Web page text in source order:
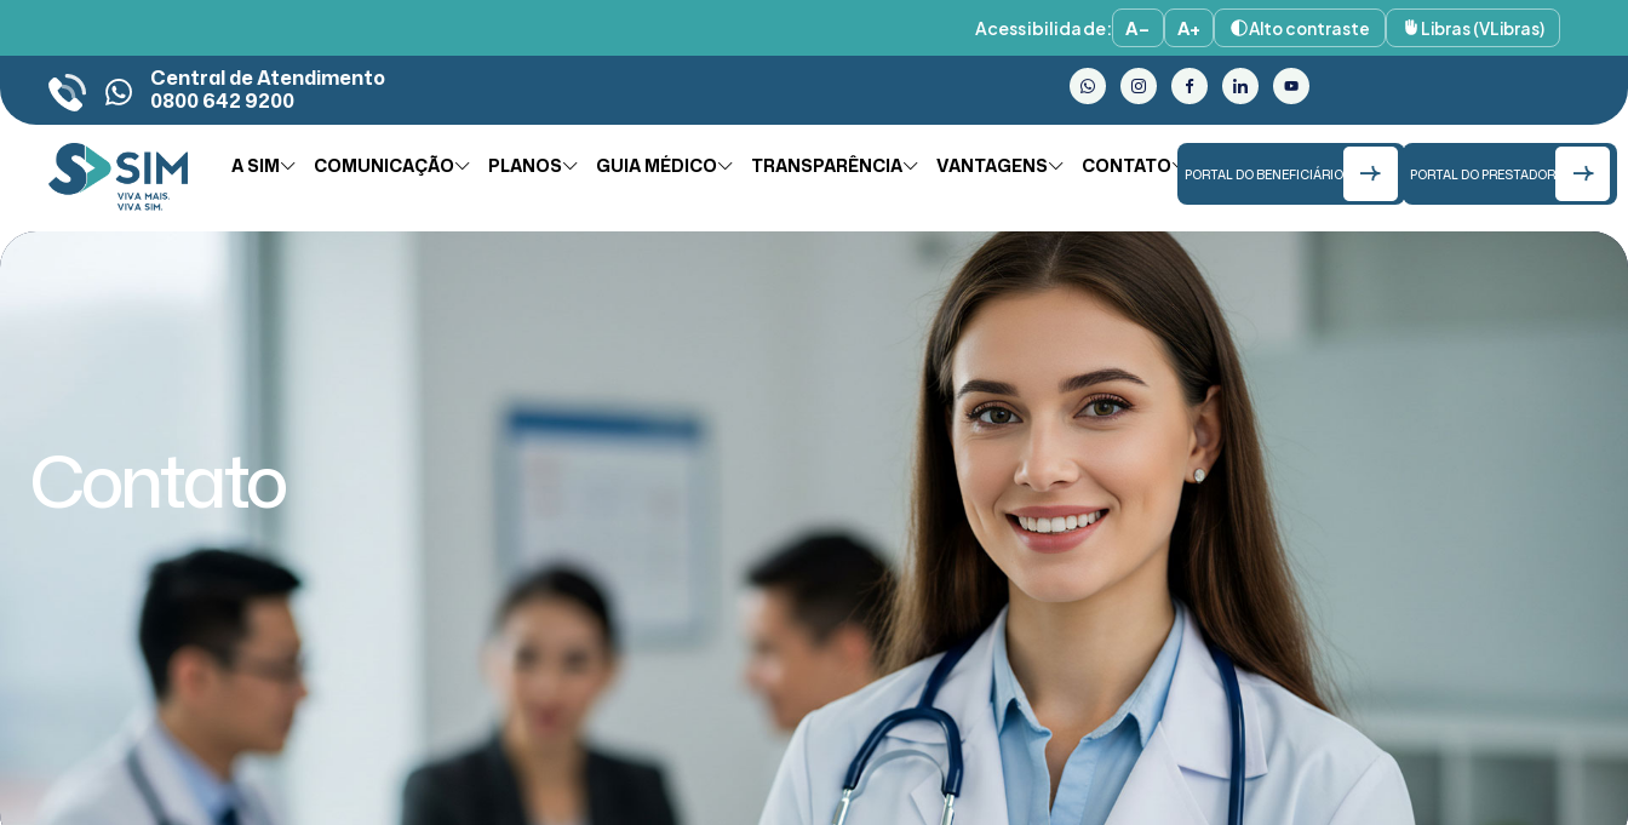
Acessibilidade: A− A+ Alto contraste Libras (VLibras)
Central de Atendimento
0800 642 9200
A SIM COMUNICAÇÃO PLANOS GUIA MÉDICO TRANSPARÊNCIA VANTAGENS CONTATO PORTAL DO BENEFICIÁRIO PORTAL DO PRESTADOR
Contato